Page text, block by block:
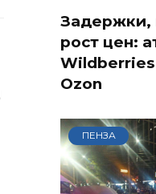
Задержки,
рост цен:
Ozon
ПЕНЗА